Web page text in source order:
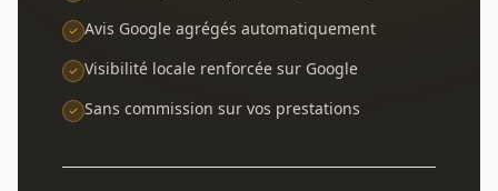
Avis Google agrégés automatiquement
Visibilité locale renforcée sur Google
Sans commission sur vos prestations